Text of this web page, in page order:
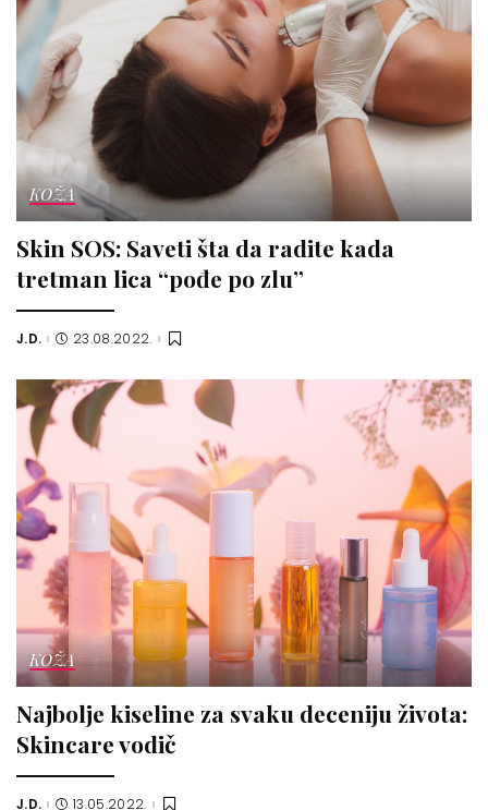
KOŽA
Skin SOS: Saveti šta da radite kada
tretman lica “pođe po zlu”
Posted
J.D. 23.08.2022.
KOŽA
Najbolje kiseline za svaku deceniju života:
Skincare vodič
J.D. 13.05.2022.